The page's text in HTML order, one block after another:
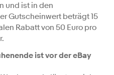
und ist in den
Gutscheinwert beträgt 15
Rabatt von 50 Euro pro
ist vor der eBay